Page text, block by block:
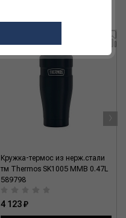
Кружка-термос из нерж.стали
тм Thermos SK1005 MMB 0.47L
589798
4 123 ₽
›